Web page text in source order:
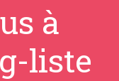
à
liste